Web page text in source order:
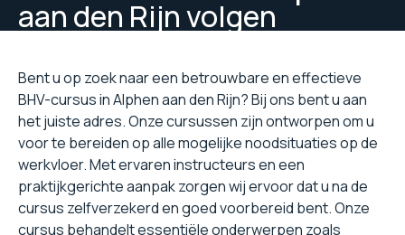
aan den Rijn volgen
Bent u op zoek naar een betrouwbare en effectieve
BHV-cursus in Alphen aan den Rijn? Bij ons bent u aan
het juiste adres. Onze cursussen zijn ontworpen om u
voor te bereiden op alle mogelijke noodsituaties op de
werkvloer. Met ervaren instructeurs en een
praktijkgerichte aanpak zorgen wij ervoor dat u na de
cursus zelfverzekerd en goed voorbereid bent. Onze
cursus behandelt essentiële onderwerpen zoals